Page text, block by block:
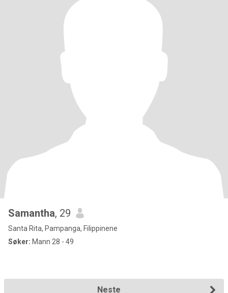
Samantha, 29
Santa Rita, Pampanga, Filippinene
Søker: Mann 28 - 49
Neste